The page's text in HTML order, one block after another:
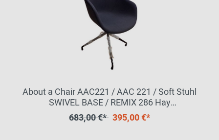
About a Chair AAC221 / AAC 221 / Soft Stuhl
SWIVEL BASE / REMIX 286 Hay
MÄNGELEXEMPLAR
683,00 €* 395,00 €*